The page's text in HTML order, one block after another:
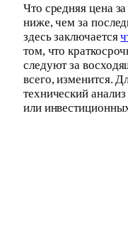
Что средняя цена
ниже, чем за
здесь заключается
том, что
следуют за
всего, изменится.
технический
или